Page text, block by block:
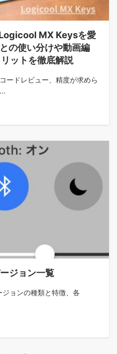
Logicool MX Keysを愛
の使い分けや動画編
ットを徹底解説
ードレビュー、精度が求めら
ジョン一覧
ョンの種類と特徴、各